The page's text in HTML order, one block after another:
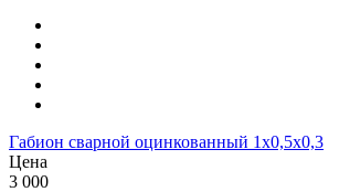
Габион сварной оцинкованный 1х0,5х0,3
Цена
3 000